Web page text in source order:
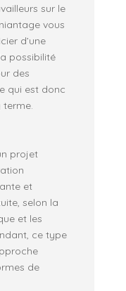
sur le
vous
d’une
possibilité
des
qui est donc
terme.
projet
et
selon la
et les
ce type
de